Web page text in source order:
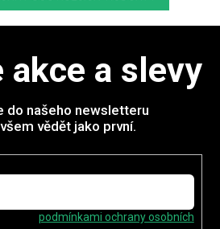
akce a slevy
do našeho newsletteru
vědět jako první.
podmínkami ochrany osobních